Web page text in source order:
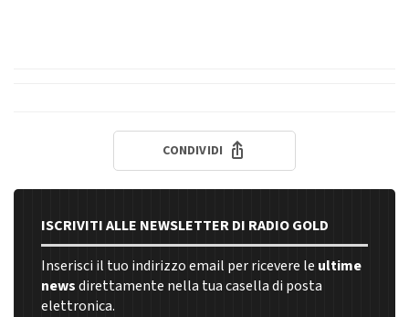
CONDIVIDI
ISCRIVITI ALLE NEWSLETTER DI RADIO GOLD
Inserisci il tuo indirizzo email per ricevere le ultime
newsdirettamente nella tua casella di posta
elettronica.